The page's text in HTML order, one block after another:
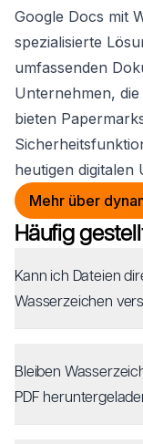
Google Docs mit
spezialisierte
umfassenden
Unternehmen,
bieten
heutigen digitalen
Mehr über
Häufig
Kann ich Dateien
Wasserzeichen
Bleiben
PDF